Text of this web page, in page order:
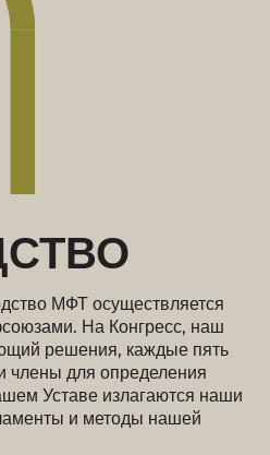
МФТ осуществляется
На Конгресс, наш
решения, каждые пять
члены для определения
Уставе излагаются наши
и методы нашей